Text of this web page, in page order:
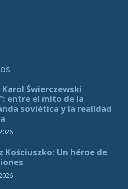
Karol Świerczewski
entre el mito de la
soviética y la realidad
Kościuszko: Un héroe de